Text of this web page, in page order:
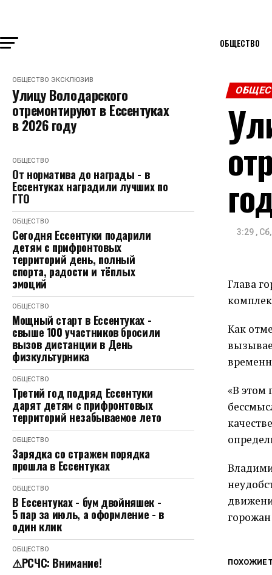
ОБЩЕСТВО
ОБЩЕСТВО ЭКСКЛЮЗИВ
Улицу Володарского
отремонтируют в Ессентуках
в 2026 году
ОБЩЕСТВО
От норматива до награды - в
Ессентуках наградили лучших по
ГТО
ОБЩЕСТВО
Сегодня Ессентуки подарили
детям с прифронтовых
территорий день, полный
спорта, радости и тёплых
эмоций
ОБЩЕСТВО
Мощный старт в Ессентуках -
свыше 100 участников бросили
вызов дистанции в День
физкультурника
ОБЩЕСТВО
Третий год подряд Ессентуки
дарят детям с прифронтовых
территорий незабываемое лето
ОБЩЕСТВО
Зарядка со стражем порядка
прошла в Ессентуках
ОБЩЕСТВО
В Ессентуках - бум двойняшек -
5 пар за июль, а оформление - в
один клик
ОБЩЕСТВО
⚠РСЧС: Внимание!
3:29 ,
Глава
Как
«В этом
ПОХОЖИЕ